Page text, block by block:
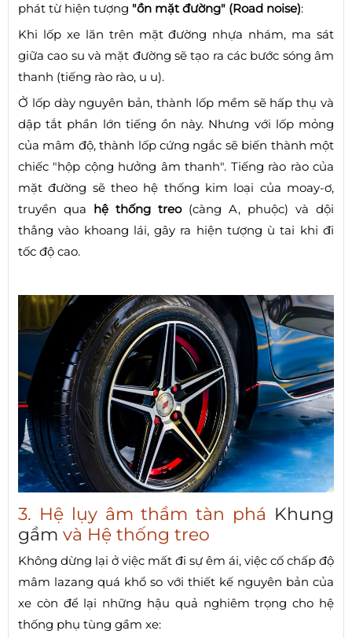
phát từ hiện tượng "ồn mặt đường" (Road noise):
Khi lốp xe lăn trên mặt đường nhựa nhám, ma sát
giữa cao su và mặt đường sẽ tạo ra các bước sóng âm
thanh (tiếng rào rào, u u).
Ở lốp dày nguyên bản, thành lốp mềm sẽ hấp thụ và
dập tắt phần lớn tiếng ồn này. Nhưng với lốp mỏng
của mâm độ, thành lốp cứng ngắc sẽ biến thành một
chiếc "hộp cộng hưởng âm thanh". Tiếng rào rào của
mặt đường sẽ theo hệ thống kim loại của moay-ơ,
truyền qua hệ thống treo(càng A, phuộc) và dội
thẳng vào khoang lái, gây ra hiện tượng ù tai khi đi
tốc độ cao.
3. Hệ lụy âm thầm tàn phá Khung
gầm và Hệ thống treo
Không dừng lại ở việc mất đi sự êm ái, việc cố chấp độ
mâm lazang quá khổ so với thiết kế nguyên bản của
xe còn để lại những hậu quả nghiêm trọng cho hệ
thống phụ tùng gầm xe: